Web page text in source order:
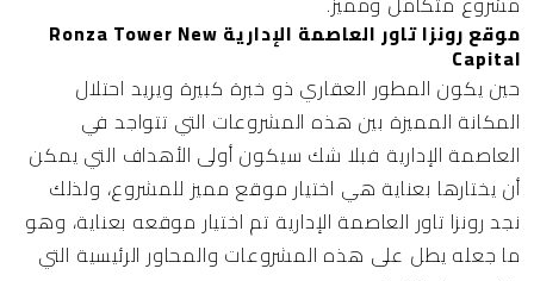
موقع رونزا تاور العاصمة الإدارية Ronza Tower New
Capital
حين يكون المطور العقاري ذو خبرة كبيرة ويريد احتلال
المكانة المميزة بين هذه المشروعات التي تتواجد في
العاصمة الإدارية فبلا شك سيكون أولى الأهداف التي يمكن
أن يختارها بعناية هي اختيار موقع مميز للمشروع، ولذلك
نجد رونزا تاور العاصمة الإدارية تم اختيار موقعه بعناية، وهو
ما جعله يطل على هذه المشروعات والمحاور الرئيسية التي